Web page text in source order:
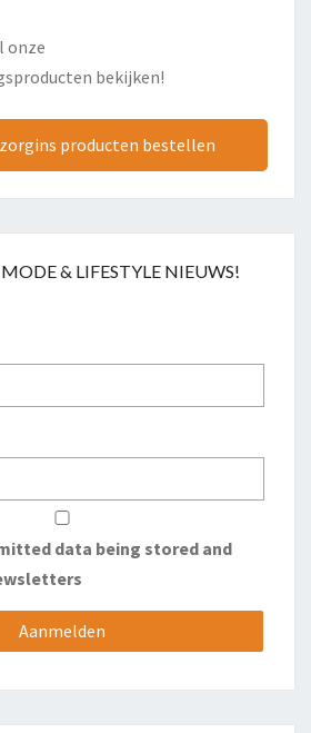
onze
bekijken!
producten bestellen
& LIFESTYLE NIEUWS!
data being stored and